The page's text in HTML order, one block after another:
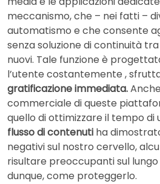
meccanismo, che – nei fatti –
automatismo e che consente
senza soluzione di continuità
nuovi. Tale funzione è
l’utente costantemente ,
gratificazione immediata.
commerciale di queste
quello di ottimizzare il tempo di
flusso di contenuti ha
negativi sul nostro cervello,
risultare preoccupanti sul
dunque, come proteggerlo.